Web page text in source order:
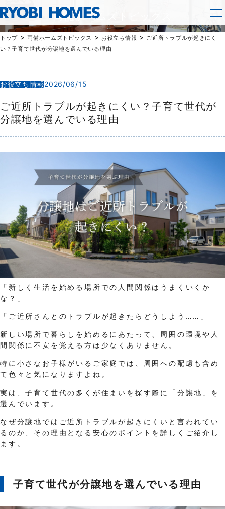
TOPICS
両備ホームズトピックス
トップ >両備ホームズトピックス > お役立ち情報 > ご近所トラブルが起きにく
い？子育て世代が分譲地を選んでいる理由
お役立ち情報2026/06/15
ご近所トラブルが起きにくい？子育て世代が
分譲地を選んでいる理由
「新しく生活を始める場所での人間関係はうまくいくか
な？」
「ご近所さんとのトラブルが起きたらどうしよう……」
新しい場所で暮らしを始めるにあたって、周囲の環境や人
間関係に不安を覚える方は少なくありません。
特に小さなお子様がいるご家庭では、周囲への配慮も含め
て色々と気になりますよね。
実は、子育て世代の多くが住まいを探す際に「分譲地」を
選んでいます。
なぜ分譲地ではご近所トラブルが起きにくいと言われてい
るのか、その理由となる安心のポイントを詳しくご紹介し
ます。
子育て世代が分譲地を選んでいる理由